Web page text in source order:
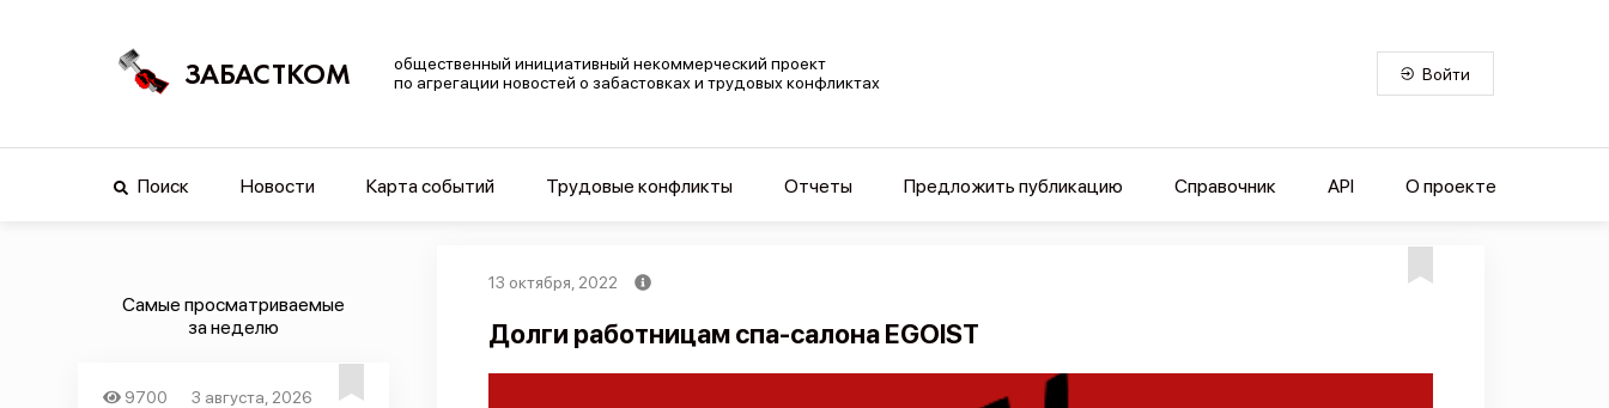
ЗАБАСТКОМ
общественный инициативный некоммерческий проект
по агрегации новостей о забастовках и трудовых конфликтах
Войти
Поиск Новости Карта событий Трудовые конфликты Отчеты Предложить публикацию Справочник API О проекте
Самые просматриваемые
за неделю
9700
3 августа, 2026
13 октября, 2022
Долги работницам спа-салона EGOIST